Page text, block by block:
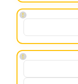
!
!